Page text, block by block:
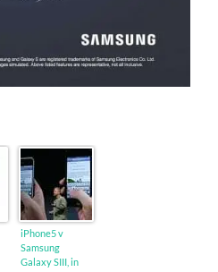
iPhone5 v
Samsung
Galaxy SIII, in